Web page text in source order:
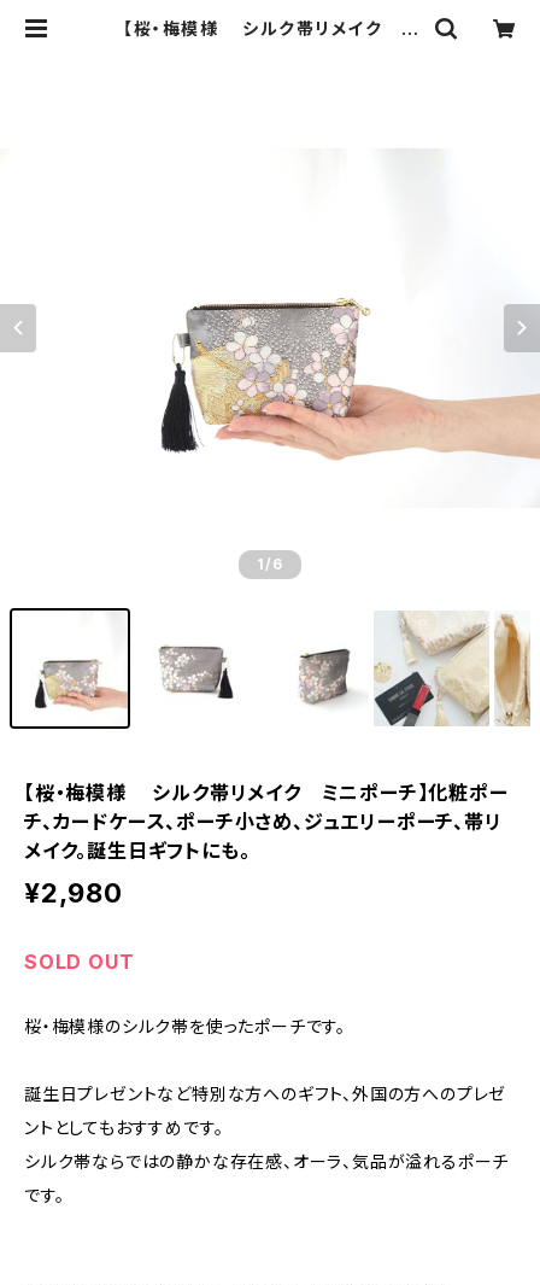
【桜・梅模様 シルク帯リメイク ミ
1 /6
【桜・梅模様 シルク帯リメイク ミニポーチ】化粧ポー
チ、カードケース、ポーチ小さめ、ジュエリーポーチ、帯リ
メイク。誕生日ギフトにも。
¥2,980
SOLD OUT
桜・梅模様のシルク帯を使ったポーチです。
誕生日プレゼントなど特別な方へのギフト、外国の方へのプレゼ
ントとしてもおすすめです。
シルク帯ならではの静かな存在感、オーラ、気品が溢れるポーチ
です。